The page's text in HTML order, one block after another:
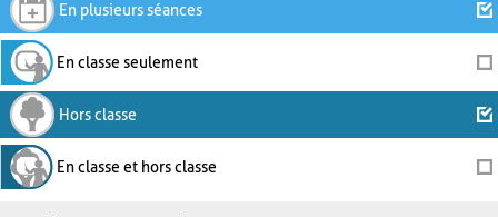
En plusieurs séances
En classe seulement
Hors classe
En classe et hors classe